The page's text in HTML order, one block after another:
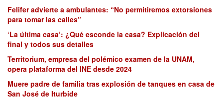
Felifer advierte a ambulantes: “No permitiremos extorsiones
para tomar las calles”
‘La última casa’: ¿Qué esconde la casa? Explicación del
final y todos sus detalles
Territorium, empresa del polémico examen de la UNAM,
opera plataforma del INE desde 2024
Muere padre de familia tras explosión de tanques en casa de
San José de Iturbide